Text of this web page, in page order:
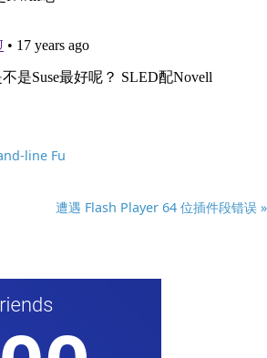
line Fu
遭遇 Flash Player 64 位插件段错误 »